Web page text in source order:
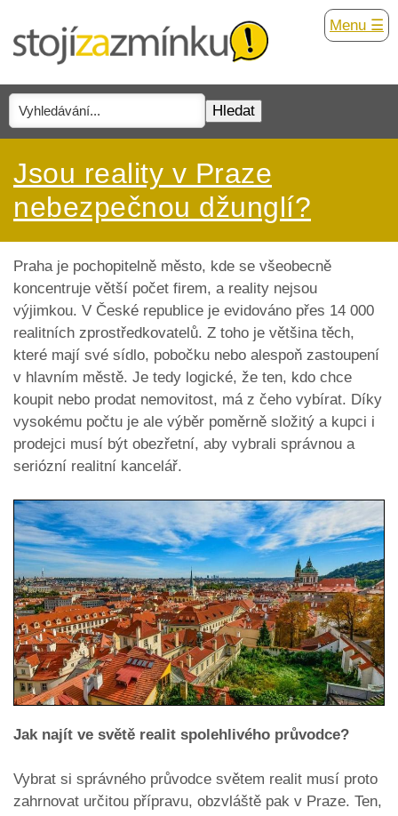
Menu ☰
Jsou reality v Praze
nebezpečnou džunglí?
Praha je pochopitelně město, kde se všeobecně
koncentruje větší počet firem, a reality nejsou
výjimkou. V České republice je evidováno přes 14 000
realitních zprostředkovatelů. Z toho je většina těch,
které mají své sídlo, pobočku nebo alespoň zastoupení
v hlavním městě. Je tedy logické, že ten, kdo chce
koupit nebo prodat nemovitost, má z čeho vybírat. Díky
vysokému počtu je ale výběr poměrně složitý a kupci i
prodejci musí být obezřetní, aby vybrali správnou a
seriózní realitní kancelář.
Jak najít ve světě realit spolehlivého průvodce?
Vybrat si správného průvodce světem realit musí proto
zahrnovat určitou přípravu, obzvláště pak v Praze. Ten,